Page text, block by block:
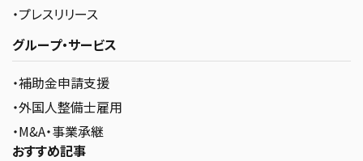
・プレスリリース
グループ・サービス
・補助金申請支援
・外国人整備士雇用
・M&A・事業承継
おすすめ記事